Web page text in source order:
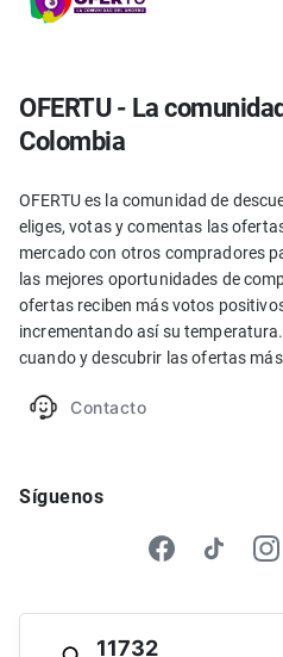
OFERTU - La
Colombia
OFERTU es la comunidad de
eliges, votas y comentas las
mercado con otros compradores
las mejores oportunidades de
ofertas reciben más votos
incrementando así su
cuando y descubrir las ofertas
Contacto
Síguenos
11732